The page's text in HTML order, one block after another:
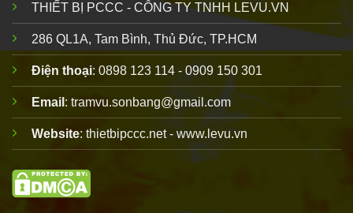
THIẾT BỊ PCCC - CÔNG TY TNHH LEVU.VN
286 QL1A, Tam Bình, Thủ Đức, TP.HCM
Điện thoại: 0898 123 114 - 0909 150 301
Email : tramvu.sonbang@gmail.com
Website: thietbipccc.net - www.levu.vn